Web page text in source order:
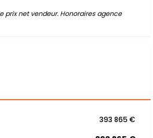
prix net vendeur. Honoraires agence
393 865 €